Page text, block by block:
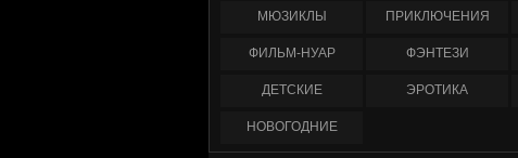
МЮЗИКЛЫ ПРИКЛЮЧЕНИЯ
ФИЛЬМ-НУАР ФЭНТЕЗИ
ДЕТСКИЕ ЭРОТИКА
НОВОГОДНИЕ